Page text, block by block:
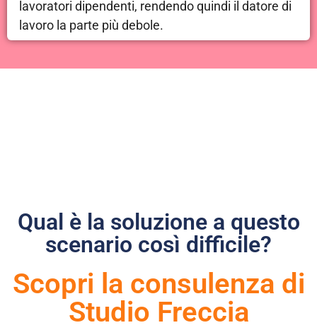
lavoratori dipendenti, rendendo quindi il datore di
lavoro la parte più debole.
Qual è la soluzione a questo
scenario così difficile?
Scopri la consulenza di
Studio Freccia